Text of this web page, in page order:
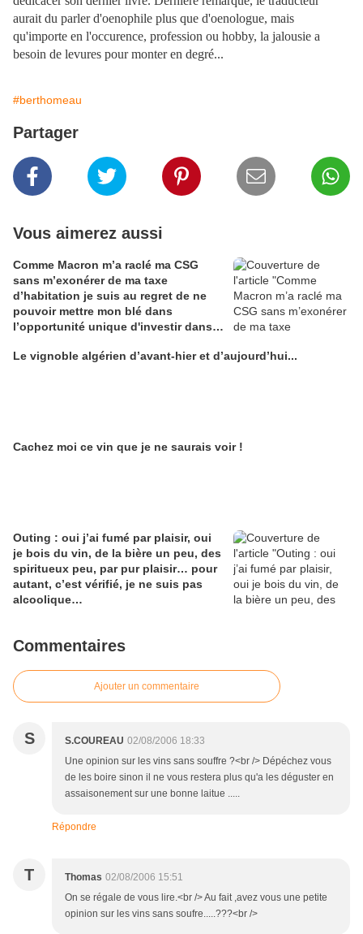
aurait du parler d'oenophile plus que d'oenologue, mais
qu'importe en l'occurence, profession ou hobby, la jalousie a
besoin de levures pour monter en degré...
#berthomeau
Partager
Vous aimerez aussi
Comme Macron m’a raclé ma CSG
sans m’exonérer de ma taxe
d’habitation je suis au regret de ne
pouvoir mettre mon blé dans
l’opportunité unique d'investir dans
Alain Edouard
Le vignoble algérien d’avant-hier et d’aujourd’hui...
Cachez moi ce vin que je ne saurais voir !
Outing : oui j’ai fumé par plaisir, oui
je bois du vin, de la bière un peu, des
spiritueux peu, par pur plaisir… pour
autant, c’est vérifié, je ne suis pas
alcoolique…
Commentaires
Ajouter un commentaire
S S.COUREAU 02/08/2006 18:33
Une opinion sur les vins sans souffre ?<br /> Dépéchez vous
de les boire sinon il ne vous restera plus qu'a les déguster en
assaisonement sur une bonne laitue .....
Répondre
T Thomas 02/08/2006 15:51
On se régale de vous lire.<br /> Au fait ,avez vous une petite
opinion sur les vins sans soufre.....???<br />